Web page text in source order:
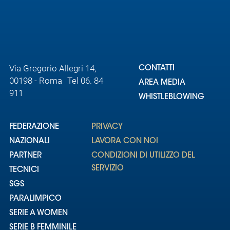
Contatti
Assicurazione
Social media
Via Gregorio Allegri 14,
00198 - Roma Tel 06. 84
911
CONTATTI
AREA MEDIA
WHISTLEBLOWING
FEDERAZIONE
NAZIONALI
PARTNER
TECNICI
SGS
PARALIMPICO
SERIE A WOMEN
SERIE B FEMMINILE
PRIVACY
LAVORA CON NOI
CONDIZIONI DI UTILIZZO DEL
SERVIZIO